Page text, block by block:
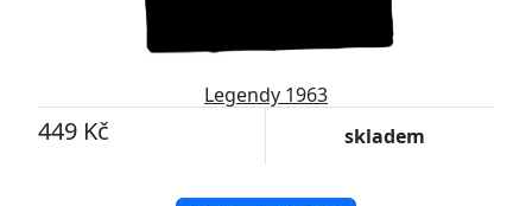
Legendy 1963
449 Kč skladem